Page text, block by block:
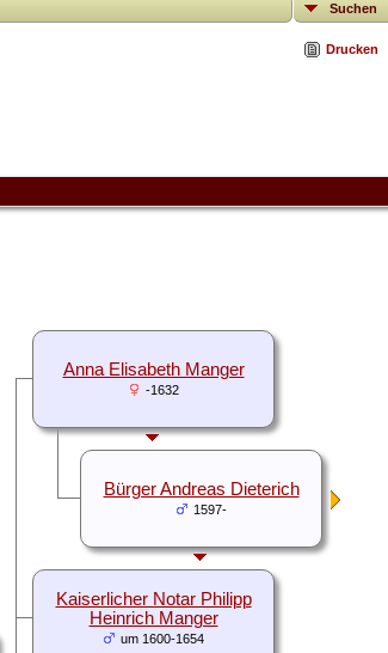
Suchen
Drucken
Anna Elisabeth Manger
-1632
Bürger Andreas Dieterich
1597-
Kaiserlicher Notar Philipp
Heinrich Manger
um 1600-1654